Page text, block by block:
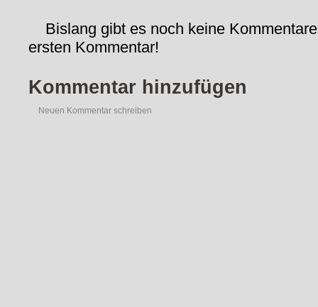
Bislang gibt es noch keine
ersten Kommentar!
Kommentar hinzufügen
Neuen Kommentar schreiben